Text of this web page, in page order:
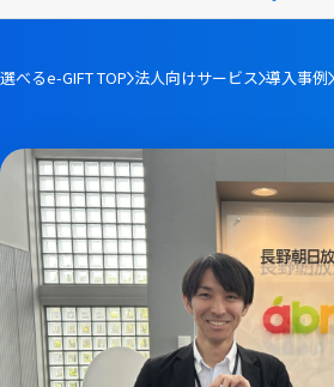
選べるe-GIFT TOP 法人向けサービス 導入事例